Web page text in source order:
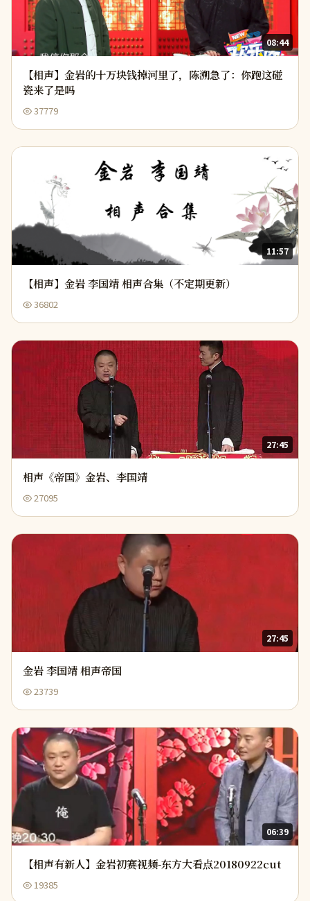
08:44
【相声】金岩的十万块钱掉河里了，陈溯急了：你跑这碰
瓷来了是吗
37779
11:57
【相声】金岩 李国靖 相声合集（不定期更新）
36802
27:45
相声《帝国》金岩、李国靖
27095
27:45
金岩 李国靖 相声帝国
23739
06:39
【相声有新人】金岩初赛视频-东方大看点20180922cut
19385